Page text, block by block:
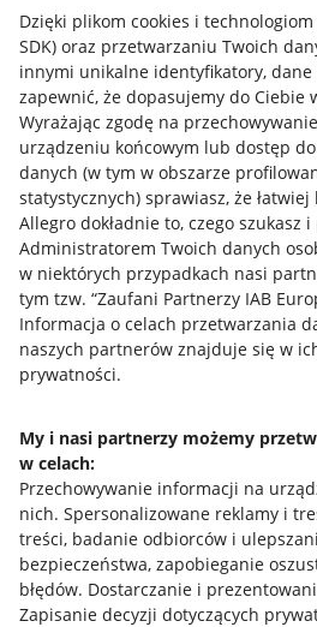
Dzięki plikom cookies i
SDK) oraz przetwarzaniu Twoich
innymi unikalne identyfikatory,
zapewnić, że dopasujemy do Ciebie
Wyrażając zgodę na
urządzeniu końcowym lub dostęp
danych (w tym w obszarze
statystycznych) sprawiasz, że
Allegro dokładnie to, czego szukasz
Administratorem Twoich danych
w niektórych przypadkach nasi
tym tzw. “Zaufani Partnerzy IAB
Informacja o celach przetwarzania
naszych partnerów znajduje się w
prywatności.
My i nasi partnerzy możemy
w celach:
Przechowywanie informacji na
nich. Spersonalizowane reklamy i
treści, badanie odbiorców i
bezpieczeństwa, zapobieganie
błędów. Dostarczanie i
Zapisanie decyzji dotyczących
Przydatne informacje
Jak to działa
Allegro Gadane dla sprzedających
Allegro Gadane dla kupujących
Mapa miejscowości
Informacje prawne